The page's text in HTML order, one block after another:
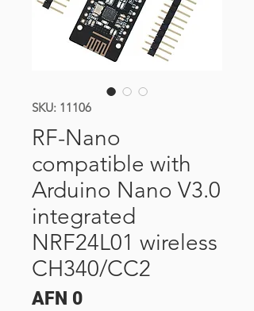
SKU: 11106
RF-Nano
compatible with
Arduino Nano V3.0
integrated
NRF24L01 wireless
CH340/CC2
AFN 0Price